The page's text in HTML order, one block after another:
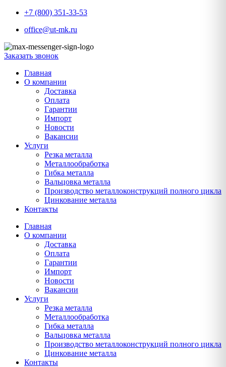
+7 (800) 351-33-53
office@ut-mk.ru
Заказать звонок
Главная
О компании
Доставка
Оплата
Гарантии
Импорт
Новости
Вакансии
Услуги
Резка металла
Металлообработка
Гибка металла
Вальцовка металла
Производство металлоконструкций полного цикла
Цинкование металла
Контакты
Главная
О компании
Доставка
Оплата
Гарантии
Импорт
Новости
Вакансии
Услуги
Резка металла
Металлообработка
Гибка металла
Вальцовка металла
Производство металлоконструкций полного цикла
Цинкование металла
Контакты